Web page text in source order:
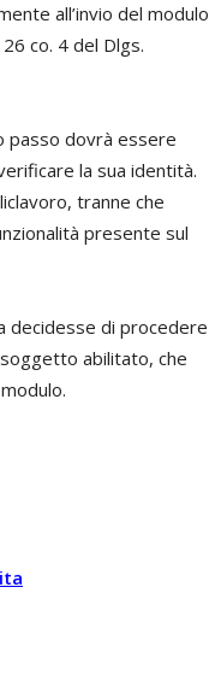
all’invio del modulo
co. 4 del Dlgs.
passo dovrà essere
la sua identità.
tranne che
presente sul
decidesse di procedere
abilitato, che